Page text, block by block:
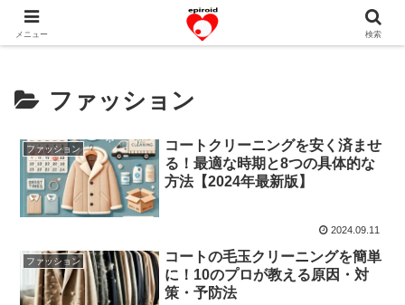
恋愛共感エピソード。あなたのストーリーを変えていく！。
ファッション
ファッション
コートクリーニングを安く済ませ
る！最適な時期と8つの具体的な
方法【2024年最新版】
2024.09.11
ファッション
コートの毛玉クリーニングを簡単
に！10のプロが教える原因・対
策・予防法
メニュー 検索